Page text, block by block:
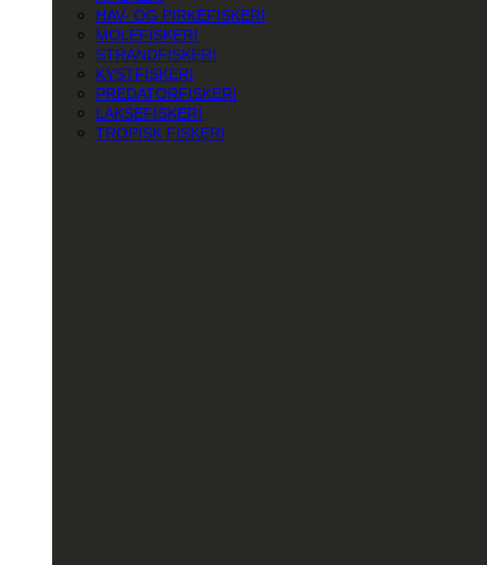
HAV- OG PIRKEFISKERI
MOLEFISKERI
STRANDFISKERI
KYSTFISKERI
PREDATORFISKERI
LAKSEFISKERI
TROPISK FISKERI